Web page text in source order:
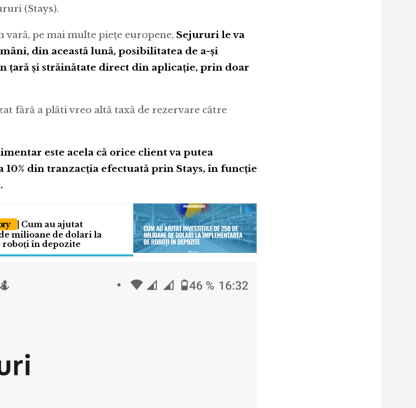
(Stays).
vară, pe mai multe piețe europene, Sejururi le va
din această lună, posibilitatea de a-și
țară și străinătate direct din aplicație, prin doar
fără a plăti vreo altă taxă de rezervare către
este acela că orice client va putea
10% din tranzacția efectuată prin Stays, în funcție
| Cum au ajutat
milioane de dolari la
în depozite